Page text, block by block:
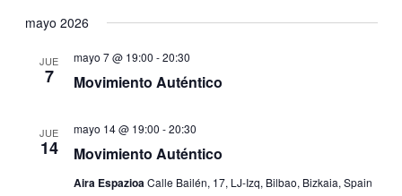
mayo 2026
JUE
7 Movimiento Auténtico
mayo 7 @ 19:00 -20:30
JUE
14 Movimiento Auténtico
mayo 14 @ 19:00 -20:30
Aira EspazioaCalle Bailén, 17, LJ-Izq, Bilbao, Bizkaia, Spain